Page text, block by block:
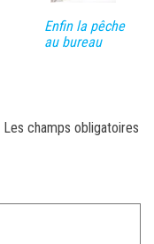
Enfin la pêche
au bureau
Les champs obligatoires